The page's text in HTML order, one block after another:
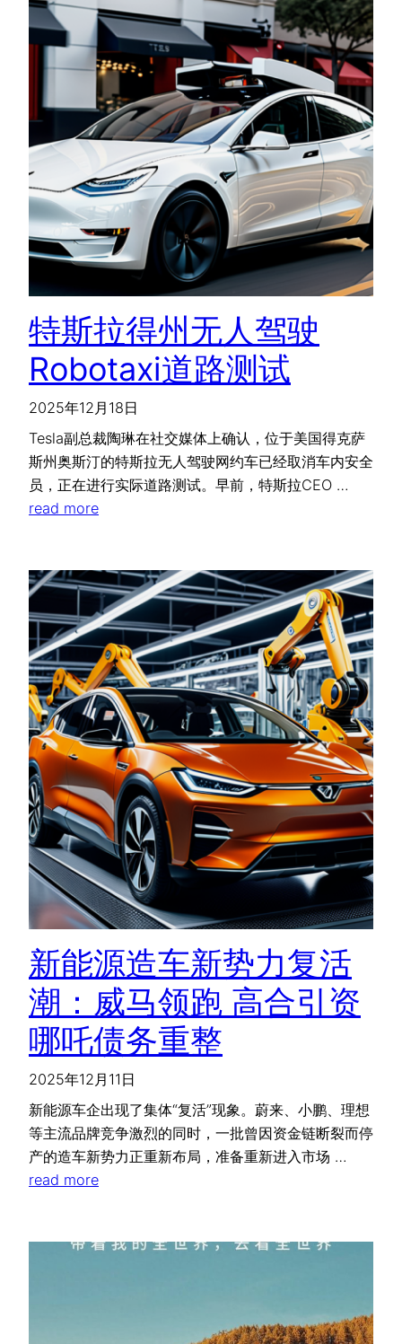
特斯拉得州无人驾驶
Robotaxi道路测试
2025年12月18日
Tesla副总裁陶琳在社交媒体上确认，位于美国得克萨
斯州奥斯汀的特斯拉无人驾驶网约车已经取消车内安全
员，正在进行实际道路测试。早前，特斯拉CEO …
read more
新能源造车新势力复活
潮：威马领跑 高合引资
哪吒债务重整
2025年12月11日
新能源车企出现了集体“复活”现象。蔚来、小鹏、理想
等主流品牌竞争激烈的同时，一批曾因资金链断裂而停
产的造车新势力正重新布局，准备重新进入市场 …
read more